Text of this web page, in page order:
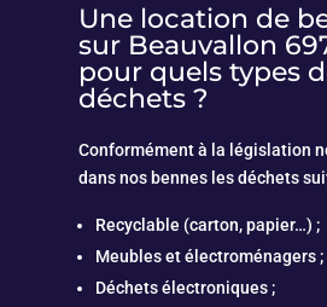
Une location de
sur Beauvallon
pour quels types
déchets ?
Conformément à la législation
dans nos bennes les déchets
Recyclable (carton, papier…) ;
Meubles et électroménagers ;
Déchets électroniques ;